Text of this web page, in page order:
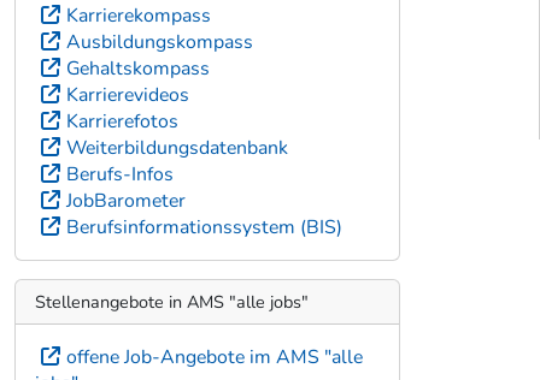
Karrierekompass
Ausbildungskompass
Gehaltskompass
Karrierevideos
Karrierefotos
Weiterbildungsdatenbank
Berufs-Infos
JobBarometer
Berufsinformationssystem (BIS)
Stellenangebote in AMS "alle jobs"
offene Job-Angebote im AMS "alle